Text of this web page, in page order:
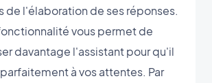
de l'élaboration de ses réponses.
vous permet de
davantage l'assistant pour qu'il
à vos attentes. Par